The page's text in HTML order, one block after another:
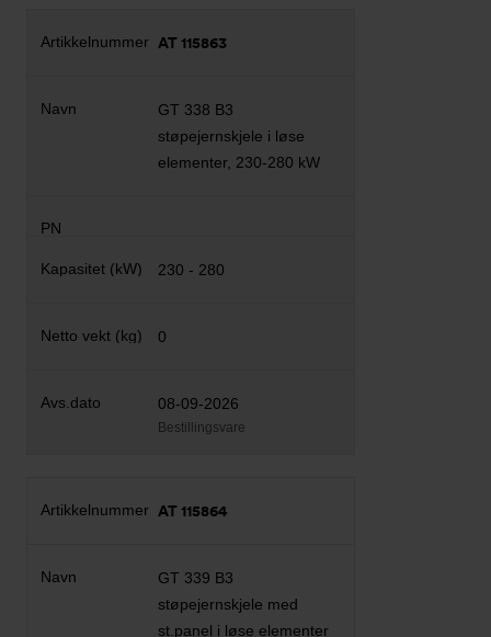
AT 115863
GT 338 B3
støpejernskjele i løse
elementer, 230-280 kW
230 - 280
0
08-09-2026
Bestillingsvare
AT 115864
GT 339 B3
støpejernskjele med
st.panel i løse elementer